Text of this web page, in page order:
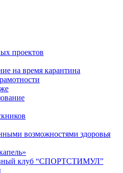
проектов
на время карантина
возможностями здоровья
клуб “СПОРТСТИМУЛ”